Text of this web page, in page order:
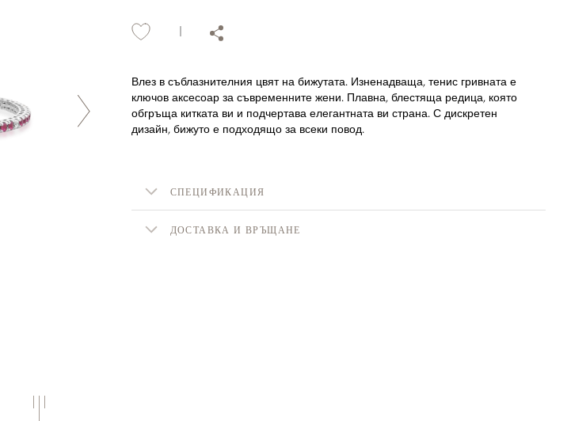
Влез в съблазнителния цвят на бижутата. Изненадваща, тенис гривната е
ключов аксесоар за съвременните жени. Плавна, блестяща редица, която
обгръща китката ви и подчертава елегантната ви страна. С дискретен
дизайн, бижуто е подходящо за всеки повод.
СПЕЦИФИКАЦИЯ
ДОСТАВКА И ВРЪЩАНЕ